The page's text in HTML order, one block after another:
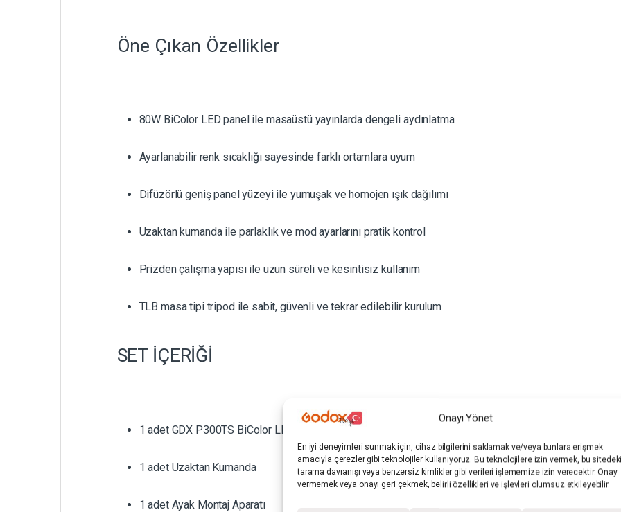
Onayı Yönet
En iyi deneyimleri sunmak için, cihaz bilgilerini saklamak ve/veya bunlara erişmek
amacıyla çerezler gibi teknolojiler kullanıyoruz. Bu teknolojilere izin vermek, bu
tarama davranışı veya benzersiz kimlikler gibi verileri işlememize izin verecektir. Onay
vermemek veya onayı geri çekmek, belirli özellikleri ve işlevleri olumsuz etkileyebilir.
Öne Çıkan Özellikler
80W BiColor LED panel ile masaüstü yayınlarda dengeli aydınlatma
Ayarlanabilir renk sıcaklığı sayesinde farklı ortamlara uyum
Difüzörlü geniş panel yüzeyi ile yumuşak ve homojen ışık dağılımı
Uzaktan kumanda ile parlaklık ve mod ayarlarını pratik kontrol
Prizden çalışma yapısı ile uzun süreli ve kesintisiz kullanım
TLB masa tipi tripod ile sabit, güvenli ve tekrar edilebilir kurulum
SET İÇERİĞİ
1 adet GDX P300TS BiColor LED Işık Paneli
1 adet Uzaktan Kumanda
1 adet Ayak Montaj Aparatı